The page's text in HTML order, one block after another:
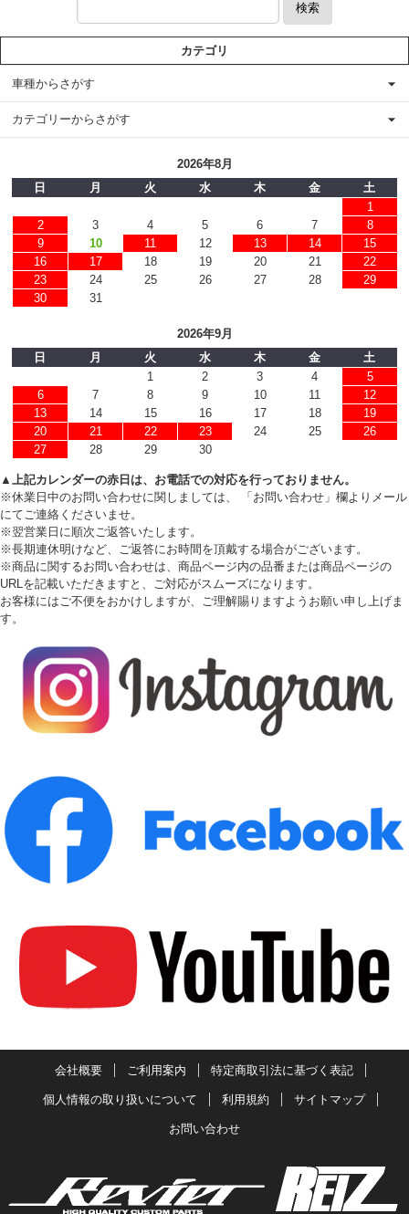
検索
カテゴリ
車種からさがす
カテゴリーからさがす
2026年8月
日
月 火 水 木 金
土
1
2
3 4 5 6 7
8
9
10 11 12 13 14
15
16
17 18 19 20 21
22
23
24 25 26 27 28
29
30
31
2026年9月
日
月 火 水 木 金
土
1
2 3 4
5
6
7 8 9 10 11
12
13
14 15 16 17 18
19
20
21 22 23 24 25
26
27
28 29 30
▲上記カレンダーの赤日は、お電話での対応を行っておりません。
※休業日中のお問い合わせに関しましては、 「お問い合わせ」欄よりメール
にてご連絡くださいませ。
※翌営業日に順次ご返答いたします。
※長期連休明けなど、ご返答にお時間を頂戴する場合がございます。
※商品に関するお問い合わせは、商品ページ内の品番または商品ページの
URLを記載いただきますと、ご対応がスムーズになります。
お客様にはご不便をおかけしますが、ご理解賜りますようお願い申し上げま
す。
会社概要 ご利用案内 特定商取引法に基づく表記
個人情報の取り扱いについて 利用規約 サイトマップ
お問い合わせ